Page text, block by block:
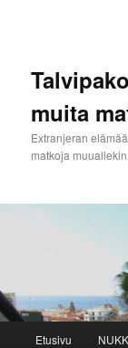
muita
Extranjeran
matkoja
Etusivu